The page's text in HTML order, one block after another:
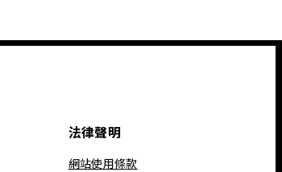
法律聲明
網站使用條款